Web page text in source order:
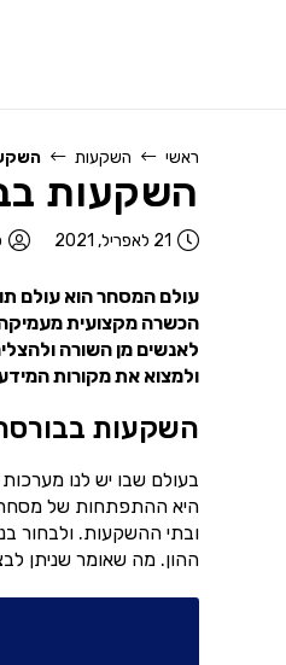
ראשי השקעות
השקעות
21 לאפריל, 2021
עולם המסחר הוא עולם
הכשרה מקצועית
לאנשים מן השורה
ולמצוא את מקורות
השקעות בבורסה
בעולם שבו יש לנו
היא ההתפתחות של מסחר
ובתי ההשקעות. ולבחור
ההון. מה שאומר שניתן